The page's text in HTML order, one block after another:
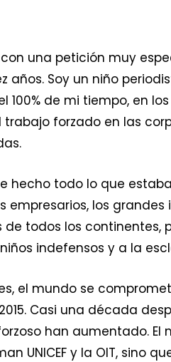
una petición muy
años. Soy un niño
100% de mi tiempo, en
trabajo forzado en las
hecho todo lo que
empresarios, los
de todos los continentes,
indefensos y a la
el mundo se
Casi una década
han aumentado. El
UNICEF y la OIT, sino